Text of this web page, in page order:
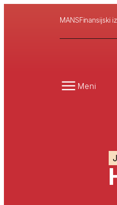
MANSFinansijski
Meni